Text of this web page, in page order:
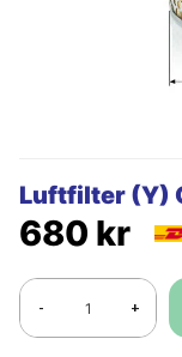
Luftfilter (Y)
680 kr
- +